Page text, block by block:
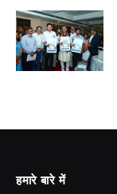
हमारे बारे में